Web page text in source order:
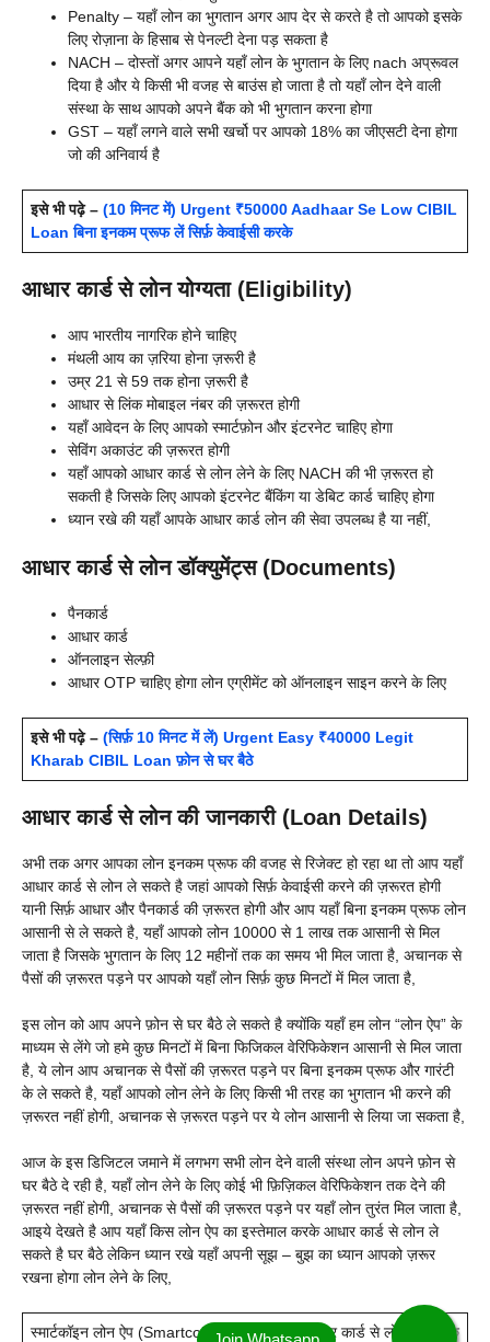
Penalty – यहाँ लोन का भुगतान अगर आप देर से करते है तो आपको इसके
लिए रोज़ाना के हिसाब से पेनल्टी देना पड़ सकता है
NACH – दोस्तों अगर आपने यहाँ लोन के भुगतान के लिए nach अप्रूवल
दिया है और ये किसी भी वजह से बाउंस हो जाता है तो यहाँ लोन देने वाली
संस्था के साथ आपको अपने बैंक को भी भुगतान करना होगा
GST – यहाँ लगने वाले सभी खर्चो पर आपको 18% का जीएसटी देना होगा
जो की अनिवार्य है
इसे भी पढ़े – (10 मिनट में) Urgent ₹50000 Aadhaar Se Low CIBIL
Loan बिना इनकम प्रूफ लें सिर्फ़ केवाईसी करके
आधार कार्ड से लोन योग्यता (Eligibility)
आप भारतीय नागरिक होने चाहिए
मंथली आय का ज़रिया होना ज़रूरी है
उम्र 21 से 59 तक होना ज़रूरी है
आधार से लिंक मोबाइल नंबर की ज़रूरत होगी
यहाँ आवेदन के लिए आपको स्मार्टफ़ोन और इंटरनेट चाहिए होगा
सेविंग अकाउंट की ज़रूरत होगी
यहाँ आपको आधार कार्ड से लोन लेने के लिए NACH की भी ज़रूरत हो
सकती है जिसके लिए आपको इंटरनेट बैंकिंग या डेबिट कार्ड चाहिए होगा
ध्यान रखे की यहाँ आपके आधार कार्ड लोन की सेवा उपलब्ध है या नहीं,
आधार कार्ड से लोन डॉक्युमेंट्स (Documents)
पैनकार्ड
आधार कार्ड
ऑनलाइन सेल्फ़ी
आधार OTP चाहिए होगा लोन एग्रीमेंट को ऑनलाइन साइन करने के लिए
इसे भी पढ़े – (सिर्फ़ 10 मिनट में लें) Urgent Easy ₹40000 Legit
Kharab CIBIL Loan फ़ोन से घर बैठे
आधार कार्ड से लोन की जानकारी (Loan Details)
अभी तक अगर आपका लोन इनकम प्रूफ की वजह से रिजेक्ट हो रहा था तो आप यहाँ
आधार कार्ड से लोन ले सकते है जहां आपको सिर्फ़ केवाईसी करने की ज़रूरत होगी
यानी सिर्फ़ आधार और पैनकार्ड की ज़रूरत होगी और आप यहाँ बिना इनकम प्रूफ लोन
आसानी से ले सकते है, यहाँ आपको लोन 10000 से 1 लाख तक आसानी से मिल
जाता है जिसके भुगतान के लिए 12 महीनों तक का समय भी मिल जाता है, अचानक से
पैसों की ज़रूरत पड़ने पर आपको यहाँ लोन सिर्फ़ कुछ मिनटों में मिल जाता है,
इस लोन को आप अपने फ़ोन से घर बैठे ले सकते है क्योंकि यहाँ हम लोन “लोन ऐप” के
माध्यम से लेंगे जो हमे कुछ मिनटों में बिना फिजिकल वेरिफिकेशन आसानी से मिल जाता
है, ये लोन आप अचानक से पैसों की ज़रूरत पड़ने पर बिना इनकम प्रूफ और गारंटी
के ले सकते है, यहाँ आपको लोन लेने के लिए किसी भी तरह का भुगतान भी करने की
ज़रूरत नहीं होगी, अचानक से ज़रूरत पड़ने पर ये लोन आसानी से लिया जा सकता है,
आज के इस डिजिटल जमाने में लगभग सभी लोन देने वाली संस्था लोन अपने फ़ोन से
घर बैठे दे रही है, यहाँ लोन लेने के लिए कोई भी फ़िज़िकल वेरिफिकेशन तक देने की
ज़रूरत नहीं होगी, अचानक से पैसों की ज़रूरत पड़ने पर यहाँ लोन तुरंत मिल जाता है,
आइये देखते है आप यहाँ किस लोन ऐप का इस्तेमाल करके आधार कार्ड से लोन ले
सकते है घर बैठे लेकिन ध्यान रखे यहाँ अपनी सूझ – बुझ का ध्यान आपको ज़रूर
रखना होगा लोन लेने के लिए,
स्मार्टकॉइन लोन ऐप (Smartcoin) – अगर आपको आधार कार्ड से लोन सिर्फ़ कुछ